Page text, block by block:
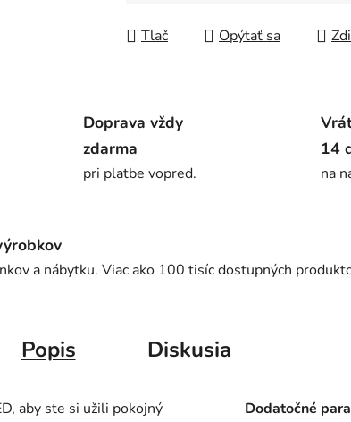
Tlač Opýtať sa
Doprava vždy
zdarma
pri platbe vopred.
14
na
a nábytku. Viac ako 100 tisíc dostupných
Popis Diskusia
aby ste si užili pokojný
Dodatočné